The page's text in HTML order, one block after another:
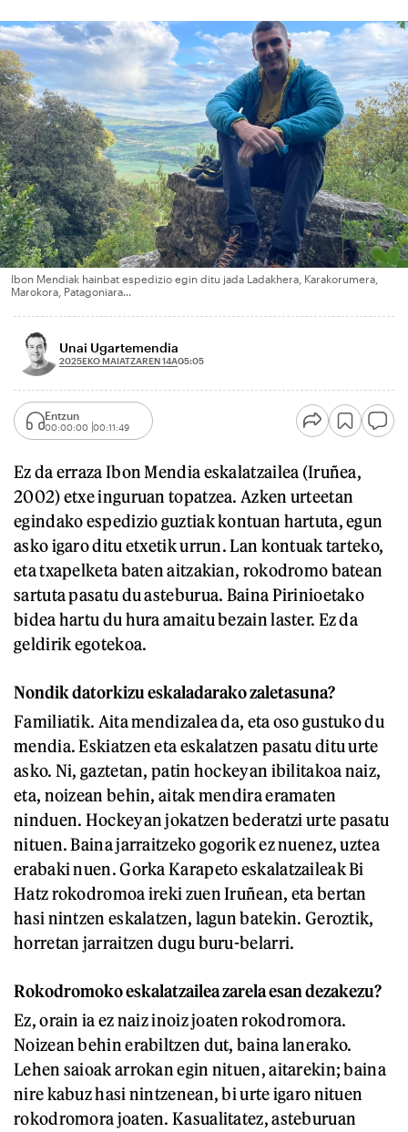
Ibon Mendiak hainbat espedizio egin ditu jada Ladakhera, Karakorumera,
Marokora, Patagoniara...
Unai Ugartemendia
2025EKO MAIATZAREN 14A05:05
Entzun
00:00:00 00:11:49
Ez da erraza Ibon Mendia eskalatzailea (Iruñea,
2002) etxe inguruan topatzea. Azken urteetan
egindako espedizio guztiak kontuan hartuta, egun
asko igaro ditu etxetik urrun. Lan kontuak tarteko,
eta txapelketa baten aitzakian, rokodromo batean
sartuta pasatu du asteburua. Baina Pirinioetako
bidea hartu du hura amaitu bezain laster. Ez da
geldirik egotekoa.
Nondik datorkizu eskaladarako zaletasuna?
Familiatik. Aita mendizalea da, eta oso gustuko du
mendia. Eskiatzen eta eskalatzen pasatu ditu urte
asko. Ni, gaztetan, patin hockeyan ibilitakoa naiz,
eta, noizean behin, aitak mendira eramaten
ninduen. Hockeyan jokatzen bederatzi urte pasatu
nituen. Baina jarraitzeko gogorik ez nuenez, uztea
erabaki nuen. Gorka Karapeto eskalatzaileak Bi
Hatz rokodromoa ireki zuen Iruñean, eta bertan
hasi nintzen eskalatzen, lagun batekin. Geroztik,
horretan jarraitzen dugu buru-belarri.
Rokodromoko eskalatzailea zarela esan dezakezu?
Ez, orain ia ez naiz inoiz joaten rokodromora.
Noizean behin erabiltzen dut, baina lanerako.
Lehen saioak arrokan egin nituen, aitarekin; baina
nire kabuz hasi nintzenean, bi urte igaro nituen
rokodromora joaten. Kasualitatez, asteburuan